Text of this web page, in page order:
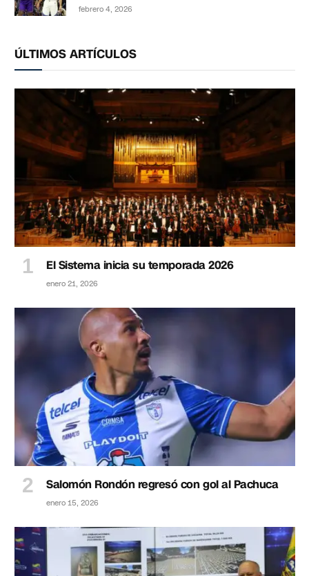
febrero 4, 2026
ÚLTIMOS ARTÍCULOS
El Sistema inicia su temporada 2026
enero 21, 2026
Salomón Rondón regresó con gol al Pachuca
enero 15, 2026